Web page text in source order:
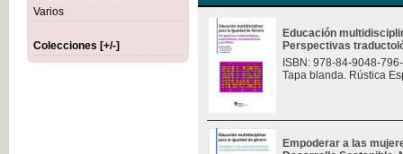
Varios
Colecciones [+/-]
Educación
Perspectivas
ISBN: 978-84-9048-
Tapa blanda. Rústica
Empoderar a las